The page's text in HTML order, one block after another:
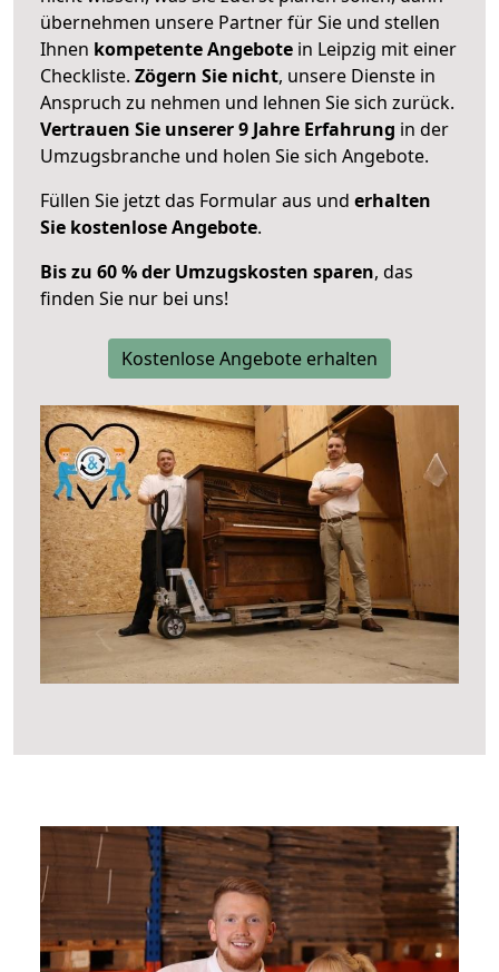
übernehmen unsere Partner für Sie und stellen
Ihnen kompetente Angebote in Leipzig mit einer
Checkliste. Zögern Sie nicht, unsere Dienste in
Anspruch zu nehmen und lehnen Sie sich zurück.
Vertrauen Sie unserer 9 Jahre Erfahrung in der
Umzugsbranche und holen Sie sich Angebote.
Füllen Sie jetzt das Formular aus und erhalten
Sie kostenlose Angebote.
Bis zu 60 % der Umzugskosten sparen, das
finden Sie nur bei uns!
Kostenlose Angebote erhalten